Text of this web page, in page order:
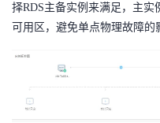
择RDS主备实例来满足，主实
可用区，避免单点物理故障的